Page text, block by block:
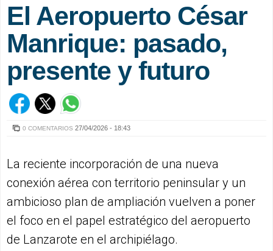
El Aeropuerto César
Manrique: pasado,
presente y futuro
0 COMENTARIOS 27/04/2026 - 18:43
La reciente incorporación de una nueva
conexión aérea con territorio peninsular y un
ambicioso plan de ampliación vuelven a poner
el foco en el papel estratégico del aeropuerto
de Lanzarote en el archipiélago.